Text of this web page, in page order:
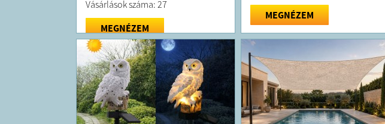
Vásárlások száma: 27
MEGNÉZEM
MEGNÉZEM